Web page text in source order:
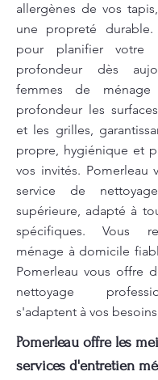
allergènes de vos
une propreté durable.
pour planifier votre
profondeur dès
femmes de
profondeur les
et les grilles,
propre, hygiénique et
vos invités. Pomerleau
service de
supérieure, adapté à
spécifiques. Vous
ménage à domicile
Pomerleau vous offre
nettoyage
s'adaptent à vos
Pomerleau offre les
services d'entretien